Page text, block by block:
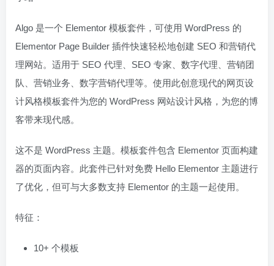
Algo 是一个 Elementor 模板套件，可使用 WordPress 的
Elementor Page Builder 插件快速轻松地创建 SEO 和营销代
理网站。适用于 SEO 代理、SEO 专家、数字代理、营销团
队、营销业务、数字营销代理等。使用此创意现代的网页设
计风格模板套件为您的 WordPress 网站设计风格，为您的博
客带来现代感。
这不是 WordPress 主题。模板套件包含 Elementor 页面构建
器的页面内容。此套件已针对免费 Hello Elementor 主题进行
了优化，但可与大多数支持 Elementor 的主题一起使用。
特征：
10+ 个模板